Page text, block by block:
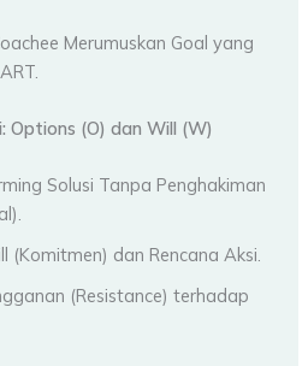
Merumuskan Goal yang
Options (O) dan Will (W)
Solusi Tanpa Penghakiman
(Komitmen) dan Rencana Aksi.
(Resistance) terhadap